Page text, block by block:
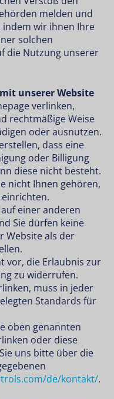
melden und
wir ihnen Ihre
solchen
die Nutzung unserer
unserer Website
verlinken,
rechtmäßige Weise
oder ausnutzen.
dass eine
oder Billigung
diese nicht besteht.
nicht Ihnen gehören,
einrichten.
einer anderen
Sie dürfen keine
Website als der
vor, die Erlaubnis zur
zu widerrufen.
muss in jeder
Standards für
oben genannten
oder diese
uns bitte über die
de/kontakt/.